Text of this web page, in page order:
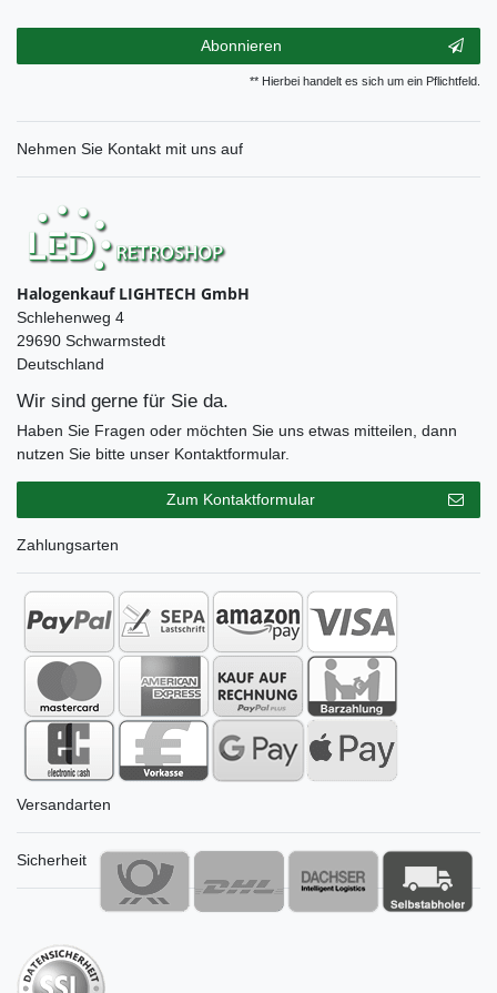
Abonnieren
** Hierbei handelt es sich um ein Pflichtfeld.
Nehmen Sie Kontakt mit uns auf
Halogenkauf LIGHTECH GmbH
Schlehenweg 4
29690 Schwarmstedt
Deutschland
Wir sind gerne für Sie da.
Haben Sie Fragen oder möchten Sie uns etwas mitteilen, dann
nutzen Sie bitte unser Kontaktformular.
Zum Kontaktformular
Zahlungsarten
Versandarten
Sicherheit